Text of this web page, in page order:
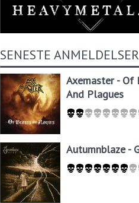
SENESTE ANMELDELSER
Axemaster - Of
And Plagues
Autumnblaze -